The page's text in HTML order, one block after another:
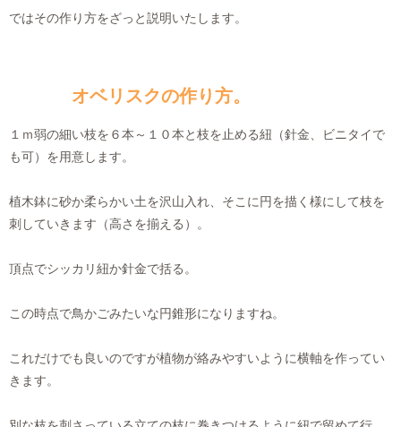
ではその作り方をざっと説明いたします。
オベリスクの作り方。
１ｍ弱の細い枝を６本～１０本と枝を止める紐（針金、ビニタイで
も可）を用意します。
植木鉢に砂か柔らかい土を沢山入れ、そこに円を描く様にして枝を
刺していきます（高さを揃える）。
頂点でシッカリ紐か針金で括る。
この時点で鳥かごみたいな円錐形になりますね。
これだけでも良いのですが植物が絡みやすいように横軸を作ってい
きます。